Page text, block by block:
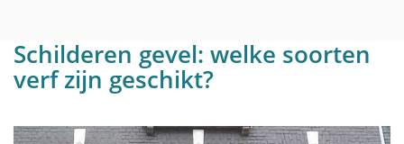
Schilderen gevel: welke soorten
verf zijn geschikt?